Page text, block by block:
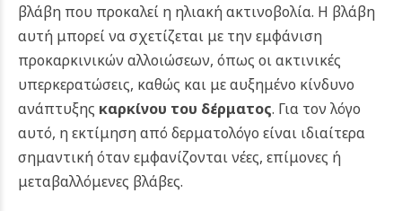
βλάβη που προκαλεί η ηλιακή ακτινοβολία. Η βλάβη
αυτή μπορεί να σχετίζεται με την εμφάνιση
προκαρκινικών αλλοιώσεων, όπως οι ακτινικές
υπερκερατώσεις, καθώς και με αυξημένο κίνδυνο
ανάπτυξης καρκίνου του δέρματος. Για τον λόγο
αυτό, η εκτίμηση από δερματολόγο είναι ιδιαίτερα
σημαντική όταν εμφανίζονται νέες, επίμονες ή
μεταβαλλόμενες βλάβες.